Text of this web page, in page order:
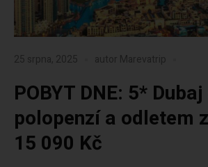
25 srpna, 2025 autor Marevatrip
POBYT DNE: 5*
polopenzí a odletem
15 090 Kč